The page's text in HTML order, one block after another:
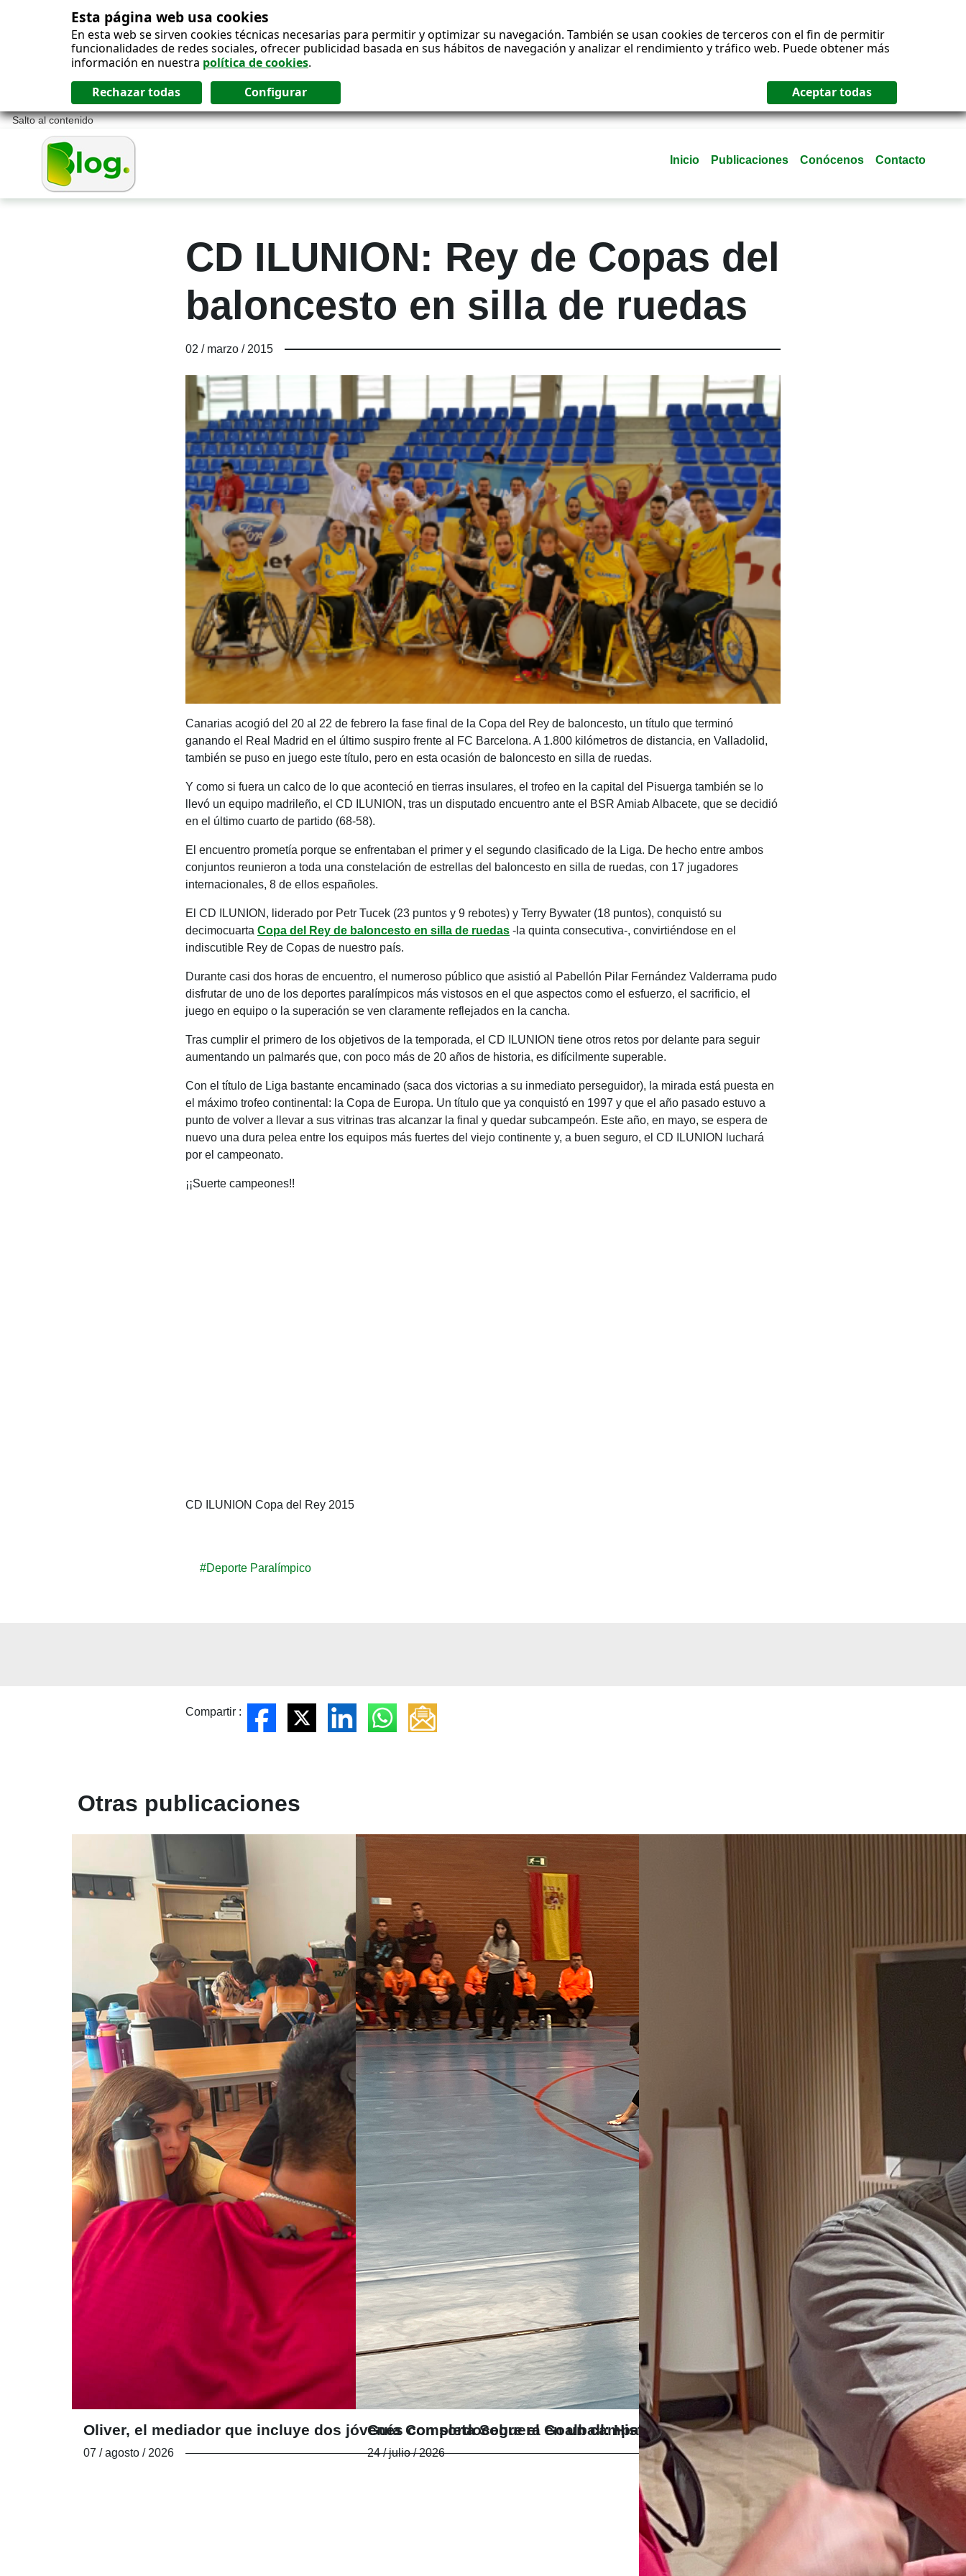
Esta página web usa cookies
En esta web se sirven cookies técnicas necesarias para permitir y optimizar su navegación. También se usan cookies de terceros con el fin de permitir
funcionalidades de redes sociales, ofrecer publicidad basada en sus hábitos de navegación y analizar el rendimiento y tráfico web. Puede obtener más
información en nuestra política de cookies.
Salto al contenido
Inicio Publicaciones Conócenos Contacto
CD ILUNION: Rey de Copas del
baloncesto en silla de ruedas
02 / marzo / 2015
Canarias acogió del 20 al 22 de febrero la fase final de la Copa del Rey de baloncesto, un título que terminó
ganando el Real Madrid en el último suspiro frente al FC Barcelona. A 1.800 kilómetros de distancia, en Valladolid,
también se puso en juego este título, pero en esta ocasión de baloncesto en silla de ruedas.
Y como si fuera un calco de lo que aconteció en tierras insulares, el trofeo en la capital del Pisuerga también se lo
llevó un equipo madrileño, el CD ILUNION, tras un disputado encuentro ante el BSR Amiab Albacete, que se decidió
en el último cuarto de partido (68-58).
El encuentro prometía porque se enfrentaban el primer y el segundo clasificado de la Liga. De hecho entre ambos
conjuntos reunieron a toda una constelación de estrellas del baloncesto en silla de ruedas, con 17 jugadores
internacionales, 8 de ellos españoles.
El CD ILUNION, liderado por Petr Tucek (23 puntos y 9 rebotes) y Terry Bywater (18 puntos), conquistó su
decimocuarta Copa del Rey de baloncesto en silla de ruedas -la quinta consecutiva-, convirtiéndose en el
indiscutible Rey de Copas de nuestro país.
Durante casi dos horas de encuentro, el numeroso público que asistió al Pabellón Pilar Fernández Valderrama pudo
disfrutar de uno de los deportes paralímpicos más vistosos en el que aspectos como el esfuerzo, el sacrificio, el
juego en equipo o la superación se ven claramente reflejados en la cancha.
Tras cumplir el primero de los objetivos de la temporada, el CD ILUNION tiene otros retos por delante para seguir
aumentando un palmarés que, con poco más de 20 años de historia, es difícilmente superable.
Con el título de Liga bastante encaminado (saca dos victorias a su inmediato perseguidor), la mirada está puesta en
el máximo trofeo continental: la Copa de Europa. Un título que ya conquistó en 1997 y que el año pasado estuvo a
punto de volver a llevar a sus vitrinas tras alcanzar la final y quedar subcampeón. Este año, en mayo, se espera de
nuevo una dura pelea entre los equipos más fuertes del viejo continente y, a buen seguro, el CD ILUNION luchará
por el campeonato.
¡¡Suerte campeones!!
CD ILUNION Copa del Rey 2015
#Deporte Paralímpico
Compartir :
Otras publicaciones
Oliver, el mediador que incluye dos jóvenes con sordoceguera en un campamento
07 / agosto / 2026
Guía Completa Sobre el Goalball: Historia, Reglas y Curiosidades
24 / julio / 2026